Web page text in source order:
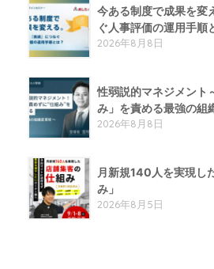
今ある制度で成果を変
ぐ人事評価の運用手順
2026年8月8日
性弱説的​マネジメント​
み」を責める​最強の組
2026年8月8日
月新規140人を実現し
み」
2026年8月5日